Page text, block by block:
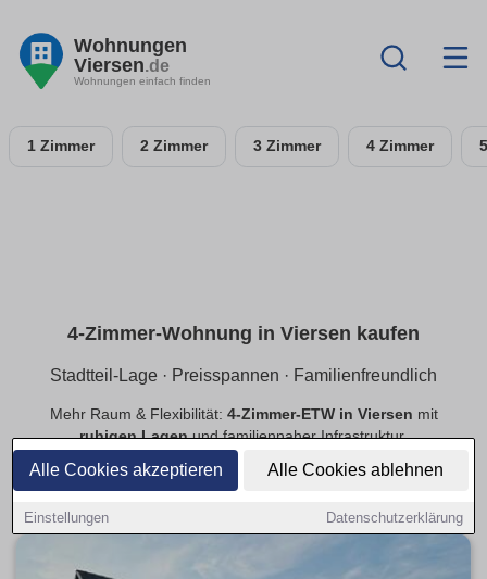
Alle Cookies akzeptieren Alle Cookies ablehnen
Einstellungen Datenschutzerklärung
Wohnungen
Viersen.de
Wohnungen einfach finden
1 Zimmer 2 Zimmer 3 Zimmer 4 Zimmer
4-Zimmer-Wohnung in Viersen kaufen
Stadtteil-Lage · Preisspannen · Familienfreundlich
Mehr Raum & Flexibilität: 4-Zimmer-ETW in Viersen mit
ruhigen Lagenund familiennaher Infrastruktur.
provisionsfrei
Vergleich.